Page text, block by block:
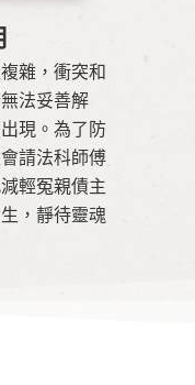
雜，衝突和
法妥善解
現。為了防
請法科師傅
輕冤親債主
，靜待靈魂